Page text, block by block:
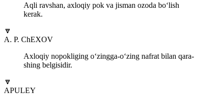
Aqli ravshan, axloqiy pok va jisman ozoda bo‘lish
kerak.
🔽
A. P. ChEXOV
Axloqiy nopokliging o‘zingga-o‘zing nafrat bilan qara-
shing belgisidir.
🔽
APULEY